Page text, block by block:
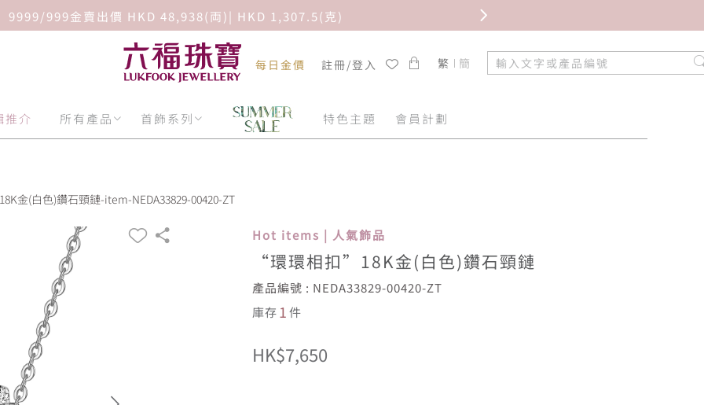
9999/999金賣出價 HKD 48,938(両)| HKD 1,307.5(克)
每日金價 註冊/登入 繁 簡
推介 所有產品 首飾系列 特色主題 會員計劃
金(白色)鑽石頸鏈-item-NEDA33829-00420-ZT
Hot items | 人氣飾品
“環環相扣”18K金(白色)鑽石頸鏈
產品編號 : NEDA33829-00420-ZT
庫存1件
HK$7,650